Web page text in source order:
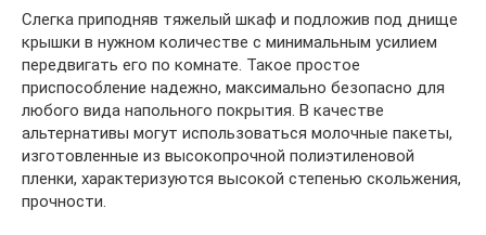
Слегка приподняв тяжелый шкаф и подложив под днище
крышки в нужном количестве с минимальным усилием
передвигать его по комнате. Такое простое
приспособление надежно, максимально безопасно для
любого вида напольного покрытия. В качестве
альтернативы могут использоваться молочные пакеты,
изготовленные из высокопрочной полиэтиленовой
пленки, характеризуются высокой степенью скольжения,
прочности.